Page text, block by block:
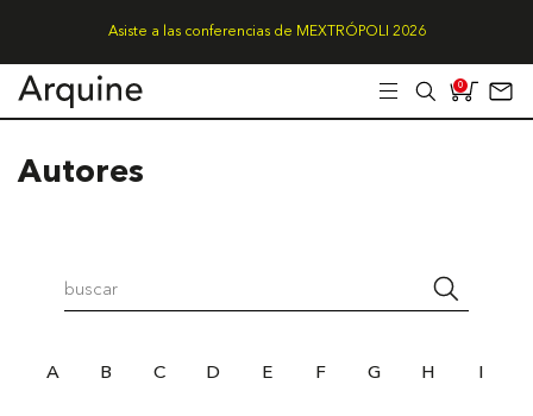
Asiste a las conferencias de MEXTRÓPOLI 2026
0
Autores
A B C D E F G H